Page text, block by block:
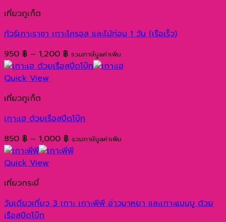
เที่ยวภูเก็ต
ทัวร์เกาะราชา เกาะโครอล และไม้ท่อน 1 วัน (เรือเร็ว)
950 ฿ – 1,200 ฿Price
range:
รวมภาษีมูลค่าเพิ่ม
Quick View
เที่ยวภูเก็ต
เกาะเฮ ด้วยเรือสปีดโบ๊ท
850 ฿ – 1,000 ฿Price
range:
รวมภาษีมูลค่าเพิ่ม
Quick View
เที่ยวกระบี่
วันเดียวเที่ยว 3 เกาะ เกาะพีพี อ่าวมาหยา และเกาะแบมบู ด้วย
เรือสปีดโบ๊ท